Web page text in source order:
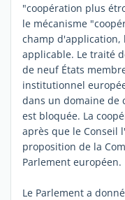
"coopération plus
le mécanisme
champ d'application,
applicable. Le traité
de neuf États
institutionnel
dans un domaine de
est bloquée. La
après que le Conseil
proposition de la
Parlement européen.
Le Parlement a